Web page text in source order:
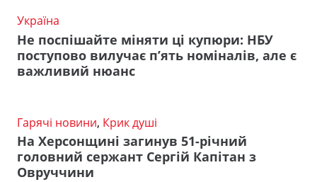
Україна
Не поспішайте міняти ці купюри: НБУ
поступово вилучає п’ять номіналів, але є
важливий нюанс
Гарячі новини, Крик душі
На Херсонщині загинув 51-річний
головний сержант Сергій Капітан з
Овруччини